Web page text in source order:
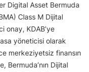
Digital Asset Bermuda
Class M Dijital
onay, KDAB’ye
yöneticisi olarak
merkeziyetsiz finansın
Bermuda’nın Dijital